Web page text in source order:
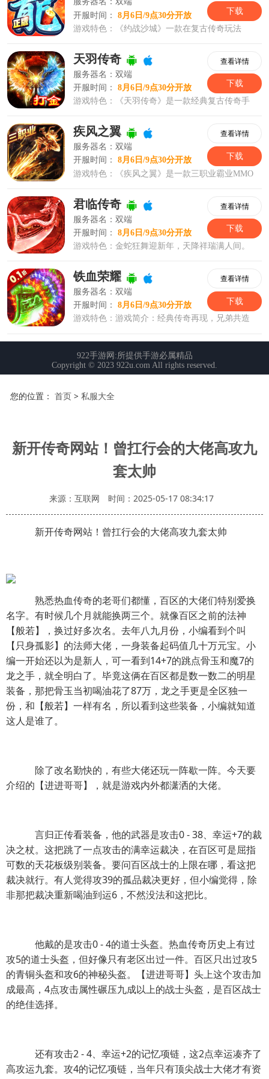
您的位置： 首页> 私服大全
新开传奇网站！曾扛行会的大佬高攻九
套太帅
来源：互联网 时间：2025-05-17 08:34:17
新开传奇网站！曾扛行会的大佬高攻九套太帅
熟悉热血传奇的老哥们都懂，百区的大佬们特别爱换
名字。有时候几个月就能换两三个。就像百区之前的法神
【般若】，换过好多次名。去年八九月份，小编看到个叫
【只身孤影】的法师大佬，一身装备起码值几十万元宝。小
编一开始还以为是新人，可一看到14+7的跳点骨玉和魔7的
龙之手，就全明白了。毕竟这俩在百区都是数一数二的明星
装备，那把骨玉当初喝油花了87万，龙之手更是全区独一
份，和【般若】一样有名，所以看到这些装备，小编就知道
这人是谁了。
除了改名勤快的，有些大佬还玩一阵歇一阵。今天要
介绍的【进进哥哥】，就是游戏内外都潇洒的大佬。
言归正传看装备，他的武器是攻击0 - 38、幸运+7的裁
决之杖。这把跳了一点攻击的满幸运裁决，在百区可是屈指
可数的天花板级别装备。要问百区战士的上限在哪，看这把
裁决就行。有人觉得攻39的孤品裁决更好，但小编觉得，除
非那把裁决重新喝油到运6，不然没法和这把比。
他戴的是攻击0 - 4的道士头盔。热血传奇历史上有过
攻5的道士头盔，但好像只有老区出过一件。百区只出过攻5
的青铜头盔和攻6的神秘头盔。【进进哥哥】头上这个攻击加
成最高，4点攻击属性碾压九成以上的战士头盔，是百区战士
的绝佳选择。
还有攻击2 - 4、幸运+2的记忆项链，这2点幸运凑齐了
高攻运九套。攻4的记忆项链，当年只有顶尖战士大佬才有资